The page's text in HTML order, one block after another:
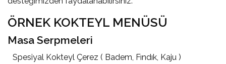
ÖRNEK KOKTEYL MENÜSÜ
Masa Serpmeleri
Spesiyal Kokteyl Çerez ( Badem, Fındık, Kaju )